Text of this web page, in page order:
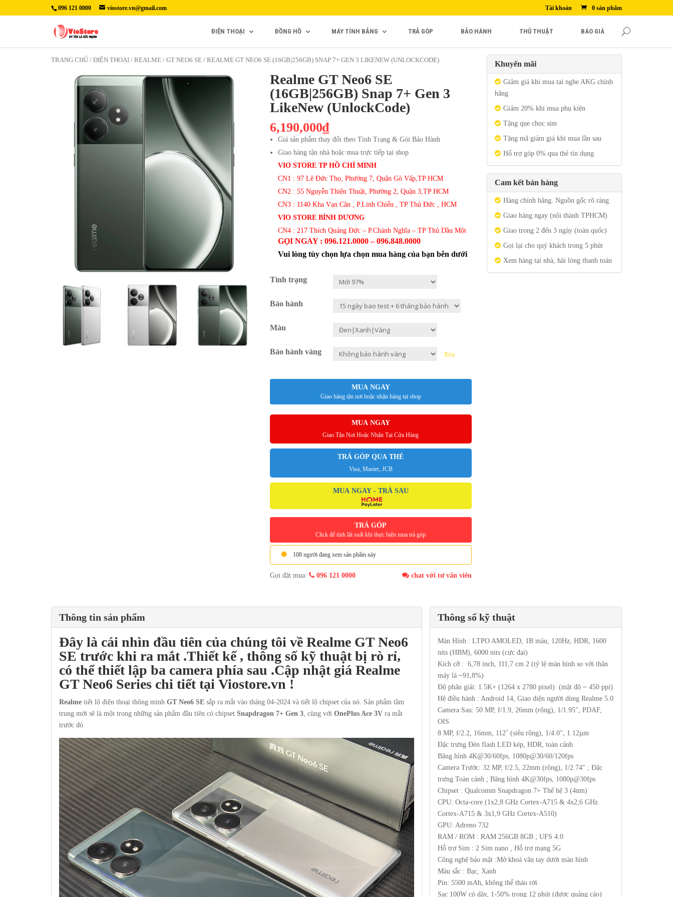
096 121 0000 viostore.vn@gmail.com Tài khoản 0 sản phẩm
ĐIỆN THOẠI ĐỒNG HỒ MÁY TÍNH BẢNG TRẢ GÓP BẢO HÀNH THỦ THUẬT BÁO GIÁ
TRANG CHỦ / ĐIỆN THOẠI / REALME / GT NEO6 SE / REALME GT NEO6 SE (16GB|256GB) SNAP 7+ GEN 3 LIKENEW (UNLOCKCODE)
Realme GT Neo6 SE
(16GB|256GB) Snap 7+ Gen 3
LikeNew (UnlockCode)
6,190,000₫
Giá sản phẩm thay đổi theo Tình Trạng & Gói Bảo Hành
Giao hàng tận nhà hoặc mua trực tiếp tại shop
VIO STORE TP HỒ CHÍ MINH
CN1 : 97 Lê Đức Thọ, Phường 7, Quận Gò Vấp,TP HCM
CN2 : 55 Nguyễn Thiện Thuật, Phường 2, Quận 3,TP HCM
CN3 : 1140 Kha Vạn Cân , P.Linh Chiểu , TP Thủ Đức , HCM
VIO STORE BÌNH DƯƠNG
CN4 : 217 Thích Quảng Đức – P.Chánh Nghĩa – TP Thủ Dầu Một
GỌI NGAY : 096.121.0000 – 096.848.0000
Vui lòng tùy chọn lựa chọn mua hàng của bạn bên dưới
Tình trạng
Bảo hành
Màu
Bảo hành vàng Xóa
MUA NGAY
Giao hàng tận nơi hoặc nhận hàng tại shop
MUA NGAY
Giao Tận Nơi Hoặc Nhận Tại Cửa Hàng
TRẢ GÓP QUA THẺ
Visa, Master, JCB
MUA NGAY - TRẢ SAU
TRẢ GÓP
Click để tính lãi suất khi thực hiện mua trả góp
108 người đang xem sản phẩm này
Gọi đặt mua: 096 121 0000 chat với tư vấn viên
Khuyến mãi
Giảm giá khi mua tai nghe AKG chính
hãng
Giảm 20% khi mua phụ kiện
Tặng que chọc sim
Tặng mã giảm giá khi mua lần sau
Hổ trợ góp 0% qua thẻ tín dụng
Cam kết bán hàng
Hàng chính hãng. Nguồn gốc rõ ràng
Giao hàng ngay (nội thành TPHCM)
Giao trong 2 đến 3 ngày (toàn quốc)
Gọi lại cho quý khách trong 5 phút
Xem hàng tại nhà, hài lòng thanh toán
Thông số kỹ thuật
Màn Hình : LTPO AMOLED, 1B màu, 120Hz, HDR, 1600
nits (HBM), 6000 nits (cực đại)
Kích cỡ : 6,78 inch, 111,7 cm 2 (tỷ lệ màn hình so với thân
máy là ~91,8%)
Độ phân giải: 1.5K+ (1264 x 2780 pixel) (mật độ ~ 450 ppi)
Hệ điều hành : Android 14, Giao diện người dùng Realme 5.0
Camera Sau: 50 MP, f/1.9, 26mm (rộng), 1/1.95", PDAF,
OIS
8 MP, f/2.2, 16mm, 112˚ (siêu rộng), 1/4.0", 1.12µm
Đặc trưng Đèn flash LED kép, HDR, toàn cảnh
Băng hình 4K@30/60fps, 1080p@30/60/120fps
Camera Trước: 32 MP, f/2.5, 22mm (rộng), 1/2.74" ; Đặc
trưng Toàn cảnh ; Băng hình 4K@30fps, 1080p@30fps
Chipset : Qualcomm Snapdragon 7+ Thế hệ 3 (4nm)
CPU: Octa-core (1x2,8 GHz Cortex-A715 & 4x2,6 GHz
Cortex-A715 & 3x1,9 GHz Cortex-A510)
GPU: Adreno 732
RAM / ROM : RAM 256GB 8GB ; UFS 4.0
Hỗ trợ Sim : 2 Sim nano , Hỗ trợ mạng 5G
Công nghệ bảo mật :Mở khoá vân tay dưới màn hình
Màu sắc : Bạc, Xanh
Pin: 5500 mAh, không thể tháo rời
Sạc 100W có dây, 1-50% trong 12 phút (được quảng cáo)
Thông tin sản phẩm
Đây là cái nhìn đầu tiên của chúng tôi về Realme GT Neo6
SE trước khi ra mắt .Thiết kế , thông số kỹ thuật bị rò rỉ,
có thể thiết lập ba camera phía sau .Cập nhật giá Realme
GT Neo6 Series chi tiết tại Viostore.vn !
Realme tiết lộ điện thoại thông minh GT Neo6 SE sắp ra mắt vào tháng 04-2024 và tiết lộ chipset của nó. Sản phẩm tầm
trung mới sẽ là một trong những sản phẩm đầu tiên có chipset Snapdragon 7+ Gen 3 , cùng với OnePlus Ace 3V ra mắt
trước đó